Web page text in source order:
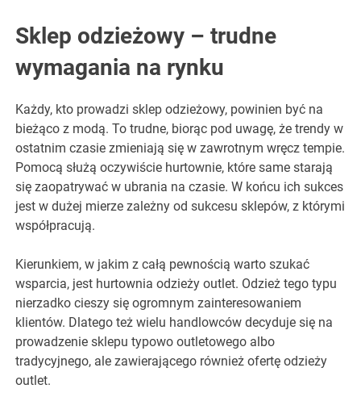
Sklep odzieżowy – trudne
wymagania na rynku
Każdy, kto prowadzi sklep odzieżowy, powinien być na
bieżąco z modą. To trudne, biorąc pod uwagę, że trendy w
ostatnim czasie zmieniają się w zawrotnym wręcz tempie.
Pomocą służą oczywiście hurtownie, które same starają
się zaopatrywać w ubrania na czasie. W końcu ich sukces
jest w dużej mierze zależny od sukcesu sklepów, z którymi
współpracują.
Kierunkiem, w jakim z całą pewnością warto szukać
wsparcia, jest hurtownia odzieży outlet. Odzież tego typu
nierzadko cieszy się ogromnym zainteresowaniem
klientów. Dlatego też wielu handlowców decyduje się na
prowadzenie sklepu typowo outletowego albo
tradycyjnego, ale zawierającego również ofertę odzieży
outlet.